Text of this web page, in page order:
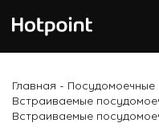
Морозильные камеры
Главная -
Встраиваемые
Встраиваемые